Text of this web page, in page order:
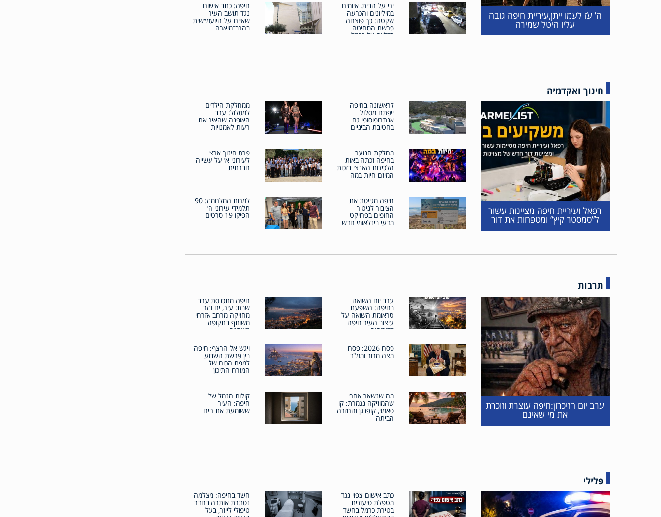
ה’ עֹז לעמו ייתן,עיריית חיפה גובה
עליו היטל שמירה
ירי על הבית, איומים
במיליונים והכרעה
שקטה: כך פוצחה
פרשת הסחיטה
בדליית אל כרמל
חיפה: כתב אישום
נגד תושב העיר
שאיים על היועמ״שית
בהרב־מיארה
חינוך ואקדמיה
רפאל ועיריית חיפה מציינות עשור
ל”סמסטר קיץ” ומטפחות את דור
ההייטק הביטחוני הבא
לראשונה בחיפה
ייפתח מסלול
אנתרופוסופי גם
בחטיבת הביניים
הציבורית
מחלקת הנוער
בחיפה זכתה באות
הלכידות הארצי בזכות
המיזם חיות במה
חיפה מגייסת את
הציבור לניטור
החופים בפרויקט
מדעי בינלאומי חדש
ממחלקת הילדים
למסלול: ערב
האופנה שהאיר את
רעות לאמנויות
פרס חינוך ארצי
לעירוני א’ על עשייה
חברתית
למרות המלחמה: 90
תלמידי עירוני ה’
הפיקו 19 סרטים
תרבות
ערב יום הזיכרון:חיפה עוצרת וזוכרת
את מי שאינם
ערב יום השואה
בחיפה: השפעת
טראומת השואה על
עיצוב העיר חיפה
לדורותיה
פסח 2026: פסח
מצה מרור וממ"ד
מה שנשאר אחרי
שהמוזיקה נגמרת: קו
סאמוי, קופנגן והחזרה
הביתה
חיפה מתכנסת ערב
שבת: עיר, ים והר
מחזיקה מרחב אזרחי
משותף בתקופה
משתנה
ויגש אל הרצף: חיפה
בין פרשת השבוע
למפת הכוח של
המזרח התיכון
קולות הנמל של
חיפה: העיר
ששומעת את הים
פלילי
כתב אישום צפוי נגד
מטפלת סיעודית
בטירת כרמל בחשד
חשד בחיפה: מצלמה
נסתרת אותרה בחדר
טיפולי לייזר, בעל